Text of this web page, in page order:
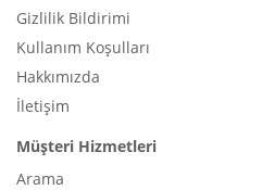
Gizlilik Bildirimi
Kullanım Koşulları
Hakkımızda
İletişim
Müşteri Hizmetleri
Arama